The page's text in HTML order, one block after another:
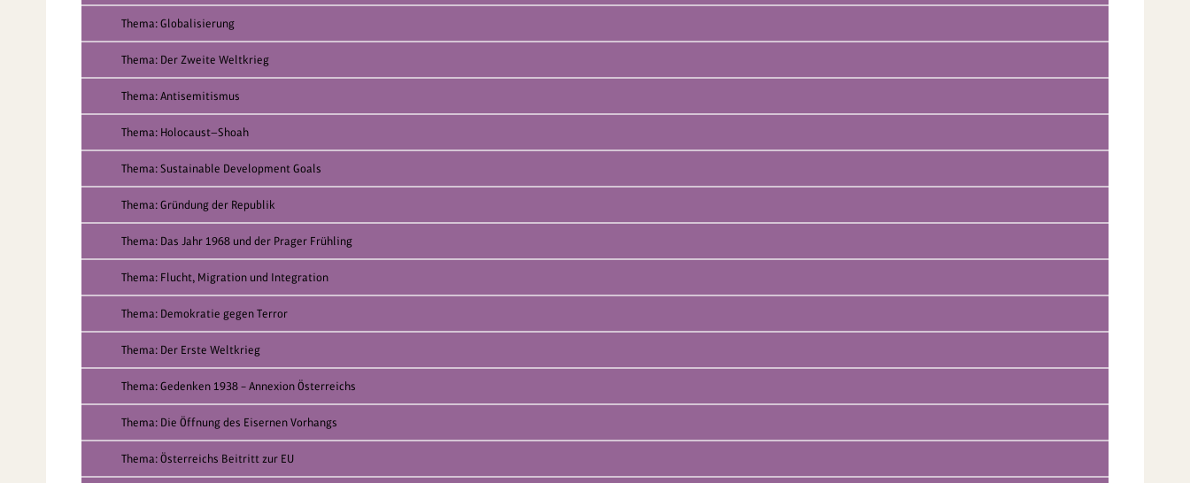
Thema: Globalisierung
Thema: Der Zweite Weltkrieg
Thema: Antisemitismus
Thema: Holocaust—Shoah
Thema: Sustainable Development Goals
Thema: Gründung der Republik
Thema: Das Jahr 1968 und der Prager Frühling
Thema: Flucht, Migration und Integration
Thema: Demokratie gegen Terror
Thema: Der Erste Weltkrieg
Thema: Gedenken 1938 – Annexion Österreichs
Thema: Die Öffnung des Eisernen Vorhangs
Thema: Österreichs Beitritt zur EU